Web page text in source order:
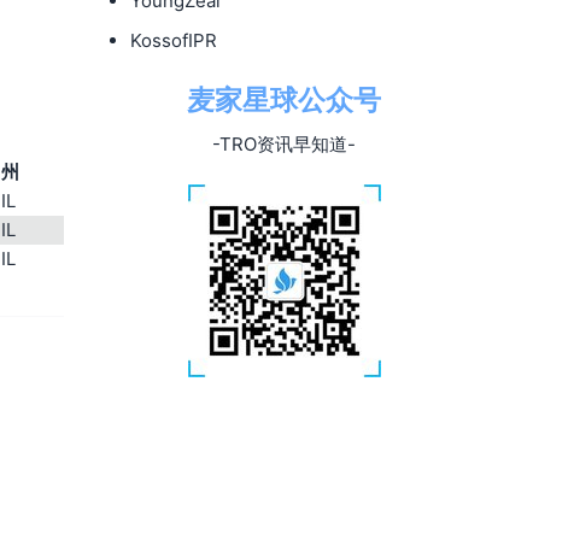
KossofIPR
麦家星球公众号
-TRO资讯早知道-
州
IL
IL
IL